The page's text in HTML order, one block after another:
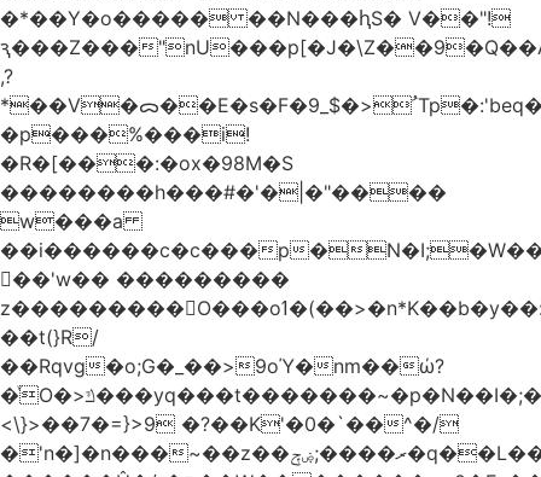
�*��Y�o����� ��N���ԧS� V��"!
ԇ���Z���
,?
*��V�ᯅ��E�s�F�ﹸ<�$_9Tp�:'beq�Mfcn�oj�n��,�>N4�S+b���p1&}&�|
�p���%���i!
�R�[���:�ox�98M�S
��������h���#�'�|�"����
w���a
��i������c�c���p�
��'w�� ���������
z���������O���oߗ�(��>�n*K��b�y��:^��NV�{����O~';w37z8�}
��t(}R/
��Rqvg�o;G�_��>9oΎ�nm��ώ?
�ͮO�>ݿ���yq���t�������~�p�N��I�;�68������b�f���'�ܟ�ks�f����f���`K�׼��{g=&G�+k�������������˻�����݇�������re6�o�^�~��=
<\}>��7�=}>9 �?��K'�0�`��^�/
�'n�]�n���~��z��ރ����;ۻݼ�q��L�����3�ڼx�8�ݿ���Y9�r�<]/